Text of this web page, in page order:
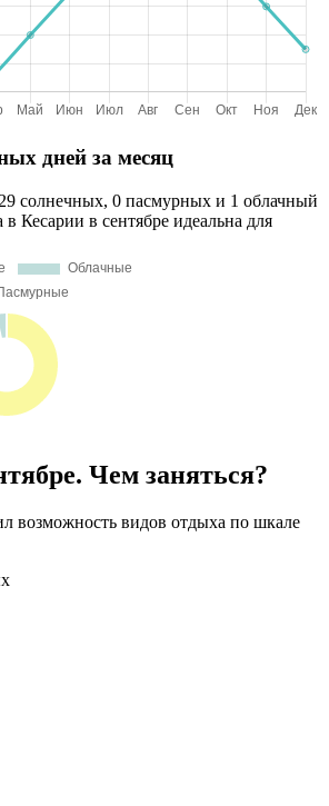
дней за месяц
солнечных, 0 пасмурных и 1 облачный
Кесарии в сентябре идеальна для
Чем заняться?
возможность видов отдыха по шкале